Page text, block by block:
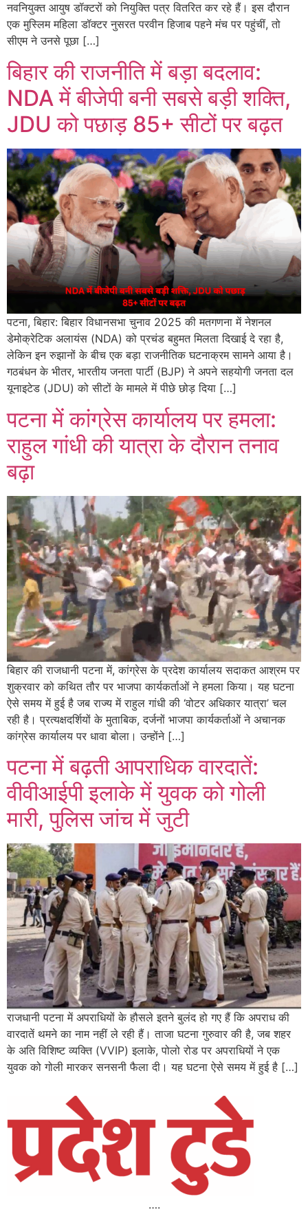
नवनियुक्त आयुष डॉक्टरों को नियुक्ति पत्र वितरित कर रहे हैं। इस दौरान
एक मुस्लिम महिला डॉक्टर नुसरत परवीन हिजाब पहने मंच पर पहुंचीं, तो
सीएम ने उनसे पूछा […]
बिहार की राजनीति में बड़ा बदलाव:
NDA में बीजेपी बनी सबसे बड़ी शक्ति,
JDU को पछाड़ 85+ सीटों पर बढ़त
पटना, बिहार: बिहार विधानसभा चुनाव 2025 की मतगणना में नेशनल
डेमोक्रेटिक अलायंस (NDA) को प्रचंड बहुमत मिलता दिखाई दे रहा है,
लेकिन इन रुझानों के बीच एक बड़ा राजनीतिक घटनाक्रम सामने आया है।
गठबंधन के भीतर, भारतीय जनता पार्टी (BJP) ने अपने सहयोगी जनता दल
यूनाइटेड (JDU) को सीटों के मामले में पीछे छोड़ दिया […]
पटना में कांग्रेस कार्यालय पर हमला:
राहुल गांधी की यात्रा के दौरान तनाव
बढ़ा
बिहार की राजधानी पटना में, कांग्रेस के प्रदेश कार्यालय सदाकत आश्रम पर
शुक्रवार को कथित तौर पर भाजपा कार्यकर्ताओं ने हमला किया। यह घटना
ऐसे समय में हुई है जब राज्य में राहुल गांधी की ‘वोटर अधिकार यात्रा’ चल
रही है। प्रत्यक्षदर्शियों के मुताबिक, दर्जनों भाजपा कार्यकर्ताओं ने अचानक
कांग्रेस कार्यालय पर धावा बोला। उन्होंने […]
पटना में बढ़ती आपराधिक वारदातें:
वीवीआईपी इलाके में युवक को गोली
मारी, पुलिस जांच में जुटी
राजधानी पटना में अपराधियों के हौसले इतने बुलंद हो गए हैं कि अपराध की
वारदातें थमने का नाम नहीं ले रही हैं। ताजा घटना गुरुवार की है, जब शहर
के अति विशिष्ट व्यक्ति (VVIP) इलाके, पोलो रोड पर अपराधियों ने एक
युवक को गोली मारकर सनसनी फैला दी। यह घटना ऐसे समय में हुई है […]
….